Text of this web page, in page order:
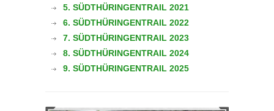
5. SÜDTHÜRINGENTRAIL 2021
6. SÜDTHÜRINGENTRAIL 2022
7. SÜDTHÜRINGENTRAIL 2023
8. SÜDTHÜRINGENTRAIL 2024
9. SÜDTHÜRINGENTRAIL 2025